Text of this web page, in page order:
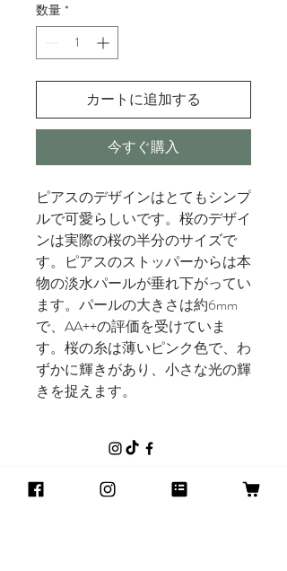
数量 *
カートに追加する
今すぐ購入
ピアスのデザインはとてもシンプ
ルで可愛らしいです。桜のデザイ
ンは実際の桜の半分のサイズで
す。ピアスのストッパーからは本
物の淡水パールが垂れ下がってい
ます。パールの大きさは約6mm
で、AA++の評価を受けていま
す。桜の糸は薄いピンク色で、わ
ずかに輝きがあり、小さな光の輝
きを捉えます。